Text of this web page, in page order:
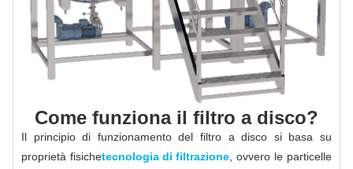
Come funziona il filtro a disco?
Il principio di funzionamento del filtro a disco si basa su
proprietà fisichetecnologia di filtrazione , ovvero le particelle